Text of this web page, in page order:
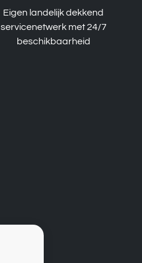
Eigen landelijk dekkend
servicenetwerk met 24/7
beschikbaarheid